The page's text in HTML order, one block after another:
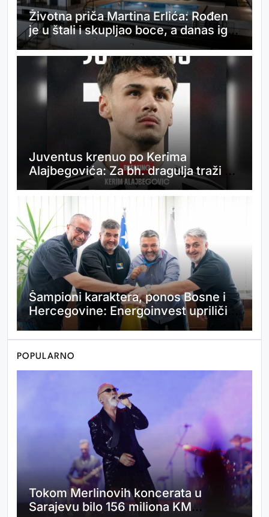
POPULARNO
Tokom Merlinovih koncerata u
Sarajevu bilo 156 miliona KM
Životna priča Martina Erlića: Rođen
je u štali i skupljao boce, a danas igra
za Hrvatsku i ima luksuznu vilu
Juventus krenuo po Kerima
Alajbegovića: Za bh. dragulja traži se
do 40 miliona eura
Šampioni karaktera, ponos Bosne i
Hercegovine: Energoinvest upriličio
prijem za viceprvake svijeta
Jedna od najljepših nogometašica
svijeta potpisala za Hajduk:
“Ostvario mi se san”